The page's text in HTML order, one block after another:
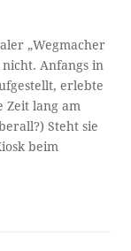
„Wegmacher
Anfangs in
erlebte
Zeit lang am
Steht sie
beim